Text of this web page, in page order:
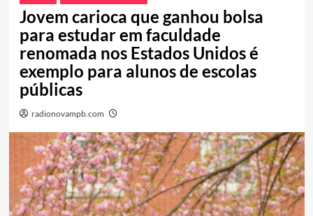
Jovem carioca que ganhou bolsa
para estudar em faculdade
renomada nos Estados Unidos é
exemplo para alunos de escolas
públicas
radionovampb.com